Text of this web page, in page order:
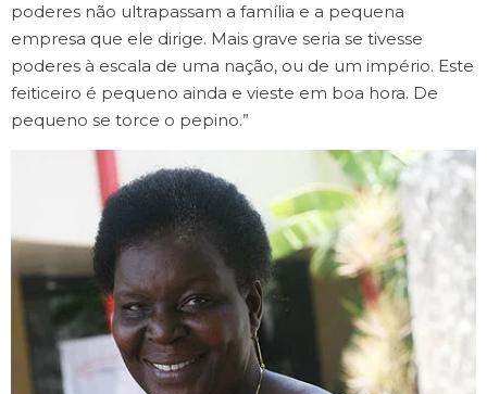
poderes não ultrapassam a família e a pequena
empresa que ele dirige. Mais grave seria se tivesse
poderes à escala de uma nação, ou de um império. Este
feiticeiro é pequeno ainda e vieste em boa hora. De
pequeno se torce o pepino.”